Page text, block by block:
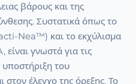
βάρους και της
Συστατικά όπως το
Nea™) και το εκχύλισμα
γνωστά για τις
υποστήριξη του
έλεγχο της όρεξης. Το